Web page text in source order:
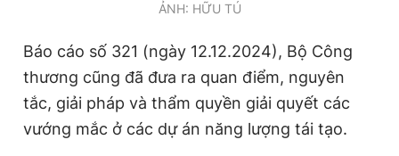
ẢNH: HỮU TÚ
Báo cáo số 321 (ngày 12.12.2024), Bộ Công
thương cũng đã đưa ra quan điểm, nguyên
tắc, giải pháp và thẩm quyền giải quyết các
vướng mắc ở các dự án năng lượng tái tạo.